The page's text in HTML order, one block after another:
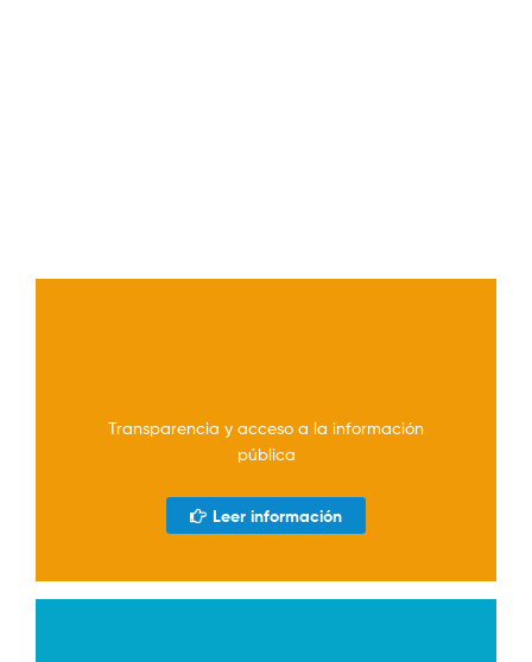
Transparencia y acceso a la información
pública
Leer información